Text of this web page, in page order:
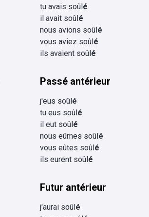
tu avais soûlé
il avait soûlé
nous avions soûlé
vous aviez soûlé
ils avaient soûlé
Passé antérieur
j'eus soûlé
tu eus soûlé
il eut soûlé
nous eûmes soûlé
vous eûtes soûlé
ils eurent soûlé
Futur antérieur
j'aurai soûlé